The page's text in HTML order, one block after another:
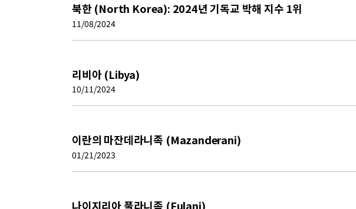
북한 (North Korea): 2024년 기독교 박해 지수 1위
11/08/2024
리비아 (Libya)
10/11/2024
이란의 마잔데라니족 (Mazanderani)
01/21/2023
나이지리아 풀라니족 (Fulani)